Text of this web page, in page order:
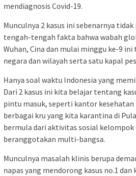
mendiagnosis Covid-19.
Munculnya 2 kasus ini sebenarnya
tengah-tengah fakta bahwa wabah
Wuhan, Cina dan mulai minggu ke-9
negara dan wilayah serta satu kapal
Hanya soal waktu Indonesia yang
Dari 2 kasus ini kita belajar tentang
pintu masuk, seperti kantor kesehatan
berbagai kru yang kita karantina di
bermula dari aktivitas sosial kelompok
beranggotakan multi-bangsa.
Munculnya masalah klinis berupa
napas yang mendorong kasus no.1 dan